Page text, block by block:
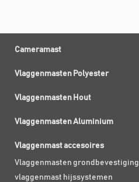
Cameramast
Vlaggenmasten Polyester
Vlaggenmasten Hout
Vlaggenmasten Aluminium
Vlaggenmast accesoires
Vlaggenmasten grondbevestiging
vlaggenmast hijssystemen